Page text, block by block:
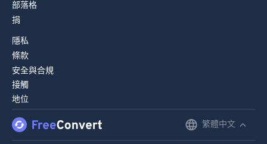
部落格
捐
隱私
條款
安全與合規
接觸
地位
繁體中文